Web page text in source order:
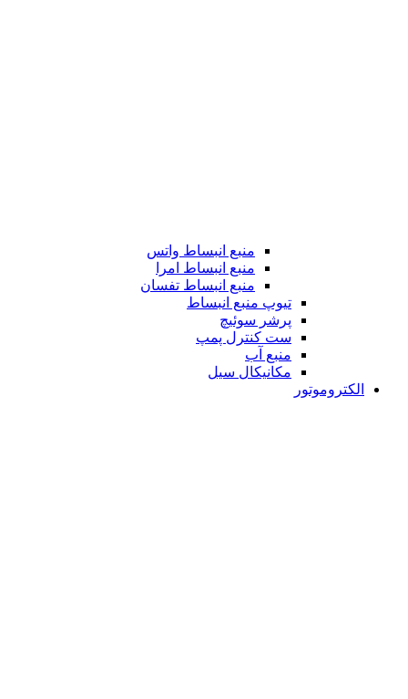
منبع انبساط واتس
منبع انبساط امرا
منبع انبساط تفسان
تیوپ منبع انبساط
پرشر سوئیچ
ست کنترل پمپ
منبع آب
مکانیکال سیل
الکتروموتور